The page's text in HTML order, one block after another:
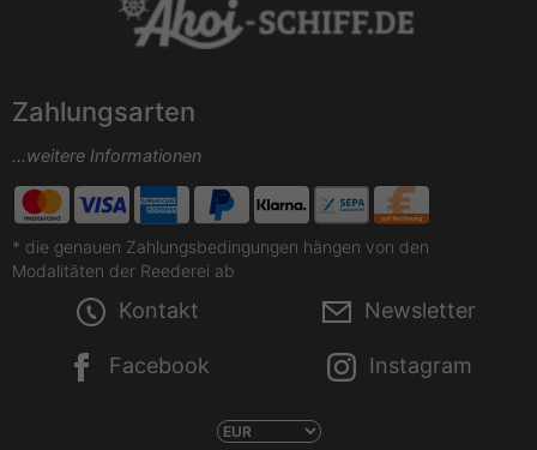
Zahlungsarten
...weitere Informationen
* die genauen Zahlungsbedingungen hängen von den
Modalitäten der Reederei ab
Kontakt Newsletter
Facebook Instagram